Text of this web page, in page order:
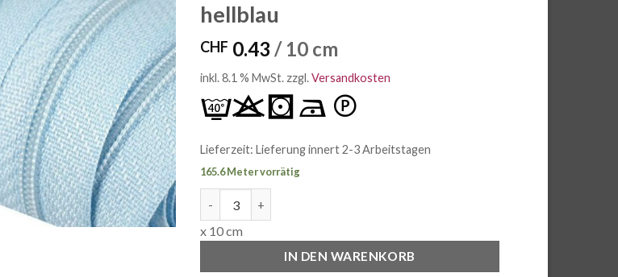
Auf die
Wunschliste
hellblau
CHF 0.43 / 10 cm
inkl. 8.1 % MwSt. zzgl.Versandkosten
Lieferzeit:Lieferung innert 2-3 Arbeitstagen
165.6 Meter vorrätig
x 10 cm
IN DEN WARENKORB